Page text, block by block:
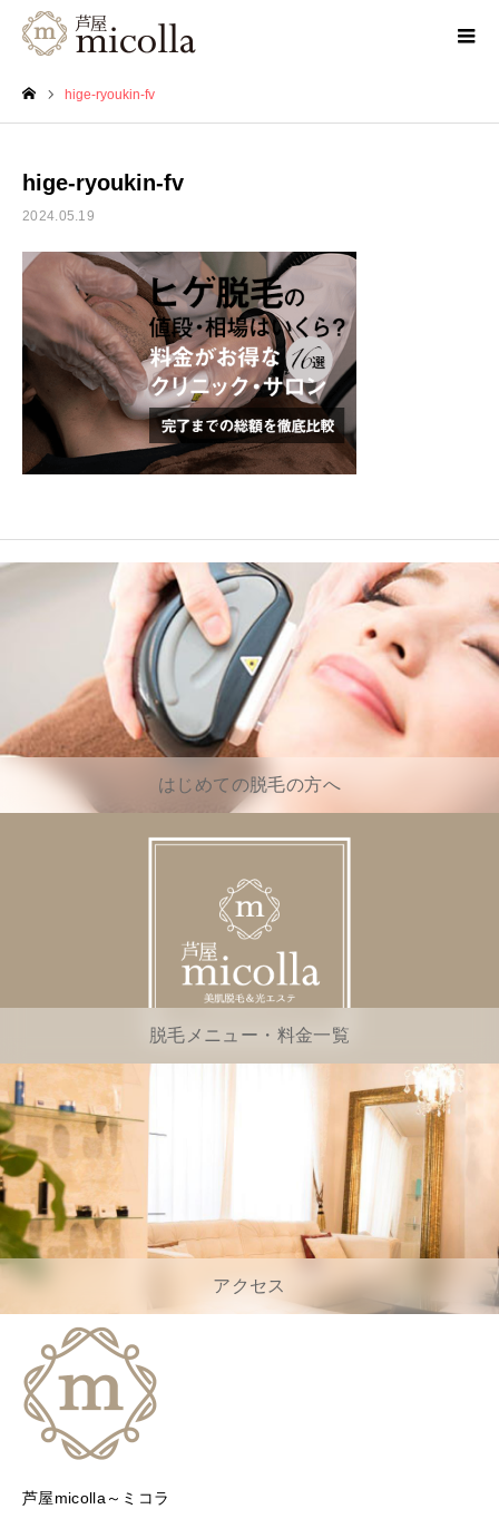
hige-ryoukin-fv
hige-ryoukin-fv
2024.05.19
はじめての脱毛の方へ
脱毛メニュー・料金一覧
アクセス
芦屋micolla～ミコラ